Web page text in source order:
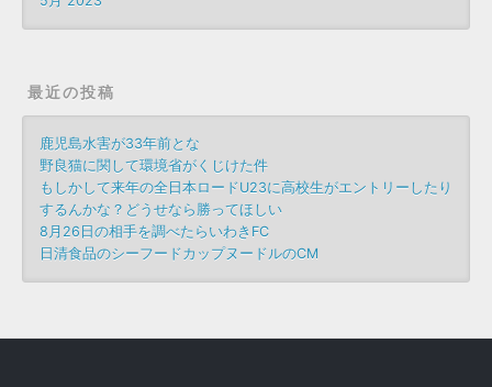
最近の投稿
鹿児島水害が33年前とな
野良猫に関して環境省がくじけた件
もしかして来年の全日本ロードU23に高校生がエントリーしたり
するんかな？どうせなら勝ってほしい
8月26日の相手を調べたらいわきFC
日清食品のシーフードカップヌードルのCM